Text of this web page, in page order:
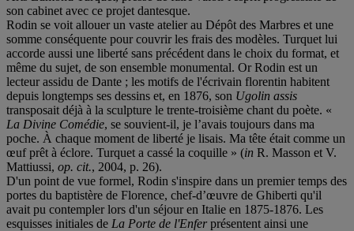
son cabinet avec ce projet dantesque.
Rodin se voit allouer un vaste atelier au Dépôt des Marbres et une
somme conséquente pour couvrir les frais des modèles. Turquet lui
accorde aussi une liberté sans précédent dans le choix du format, et
même du sujet, de son ensemble monumental. Or Rodin est un
lecteur assidu de Dante ; les motifs de l'écrivain florentin habitent
depuis longtemps ses dessins et, en 1876, son Ugolin assis
transposait déjà à la sculpture le trente-troisième chant du poète. «
La Divine Comédie, se souvient-il, je l’avais toujours dans ma
poche. À chaque moment de liberté je lisais. Ma tête était comme un
œuf prêt à éclore. Turquet a cassé la coquille » (in R. Masson et V.
Mattiussi, op. cit., 2004, p. 26).
D'un point de vue formel, Rodin s'inspire dans un premier temps des
portes du baptistère de Florence, chef-d’œuvre de Ghiberti qu'il
avait pu contempler lors d'un séjour en Italie en 1875-1876. Les
esquisses initiales de La Porte de l'Enferprésentent ainsi une